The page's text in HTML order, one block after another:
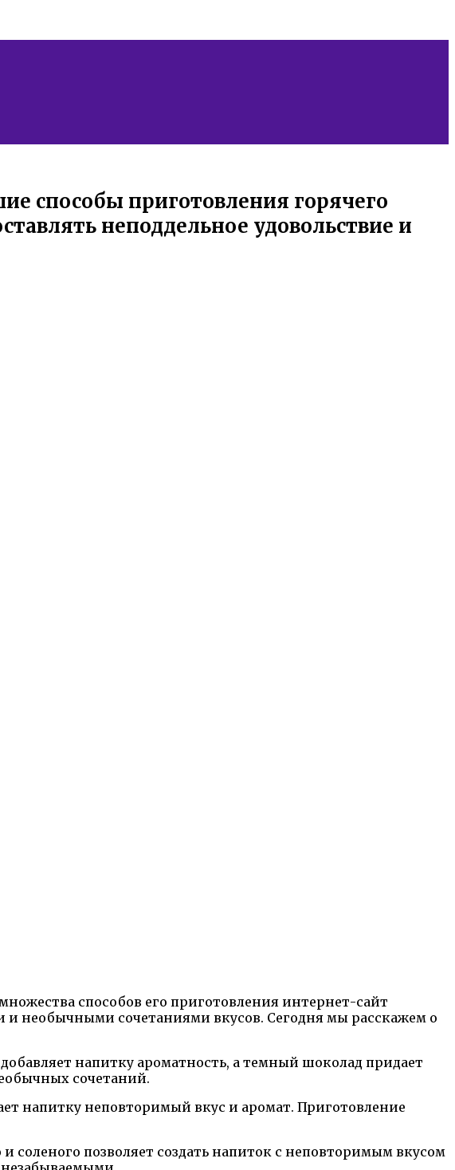
способы приготовления горячего
неподдельное удовольствие и
способов его приготовления интернет-сайт
необычными сочетаниями вкусов. Сегодня мы расскажем о
напитку ароматность, а темный шоколад придает
сочетаний.
напитку неповторимый вкус и аромат. Приготовление
соленого позволяет создать напиток с неповторимым вкусом